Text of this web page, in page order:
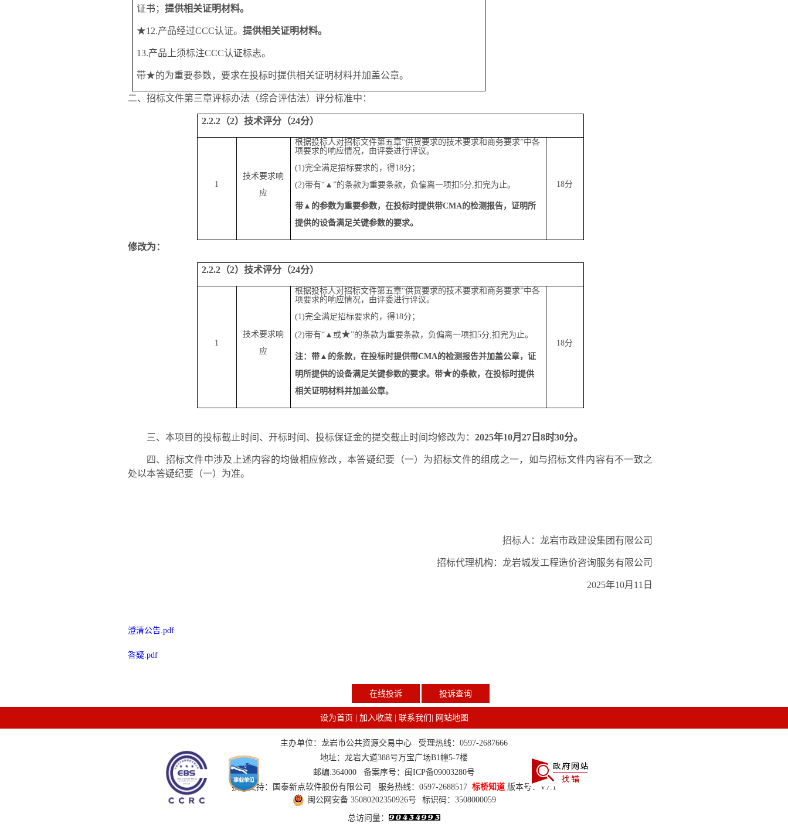
证书； 提供相关证明材料。
★12.产品经过CCC认证。 提供相关证明材料。
13.产品上须标注CCC认证标志。
带★的为重要参数，要求在投标时提供相关证明材料并加盖公章。
二、招标文件第三章评标办法（综合评估法） 评分标准中：
2.2.2（2）技术评分（24分）
1
技术要求响
应
根据投标人对招标文件第五章“供货要求的技术要求和商务要求”中各
项要求的响应情况，由评委进行评议。
(1)完全满足招标要求的，得18分；
(2)带有“▲”的条款为重要条款，负偏离一项扣5分,扣完为止。
带▲的参数为重要参数， 在投标时提供带CMA的检测报告，证明所
提供的设备满足关键参数的要求。
18分
修改为：
2.2.2（2）技术评分（24分）
1
技术要求响
应
根据投标人对招标文件第五章“供货要求的技术要求和商务要求”中各
项要求的响应情况，由评委进行评议。
(1)完全满足招标要求的，得18分；
(2)带有“▲ 或★”的条款为重要条款，负偏离一项扣5分,扣完为止。
注： 带▲的条款， 在投标时提供带CMA的检测报告并加盖公章，证
明所提供的设备满足关键参数的要求。 带★的条款，在投标时提供
相关证明材料并加盖公章。
18分
三、 本项目的投标截止时间、开标时间、投标保证金的提交截止时间均修改为： 2025年10月27日8时30分。
四、 招标文件中涉及上述内容的均做相应修改，本答疑纪要 （一） 为招标文件的组成之一，如与招标文件内容有不一致之
处以本答疑纪要 （一） 为准。
招标人：龙岩市政建设集团有限公司
招标代理机构： 龙岩城发工程造价咨询服务有限公司
2025年10月11日
澄清公告.pdf
答疑.pdf
在线投诉 投诉查询
设为首页 加入收藏| 联系我们 网站地图
主办单位：龙岩市公共资源交易中心 受理热线：0597-2687666
地址：龙岩大道388号万宝广场B1幢5-7楼
邮编:364000 备案序号： 闽ICP备09003280号
技术支持：国泰新点软件股份有限公司 服务热线：0597-2688517 标桥知道 版本号：V7.1
闽公网安备 35080202350926号
标识码：3508000059
总访问量：